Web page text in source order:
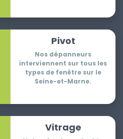
Pivot
Nos dépanneurs
interviennent sur tous les
types de fenêtre sur le
Seine-et-Marne.
Vitrage